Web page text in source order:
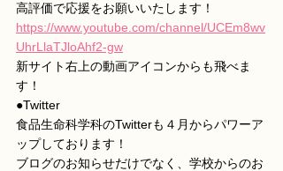
高評価で応援をお願いいたします！
https://www.youtube.com/channel/UCEm8wv
UhrLlaTJloAhf2-gw
新サイト右上の動画アイコンからも飛べま
す！
●Twitter
食品生命科学科のTwitterも４月からパワーア
ップしております！
ブログのお知らせだけでなく、学校からのお